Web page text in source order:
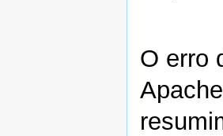
O erro